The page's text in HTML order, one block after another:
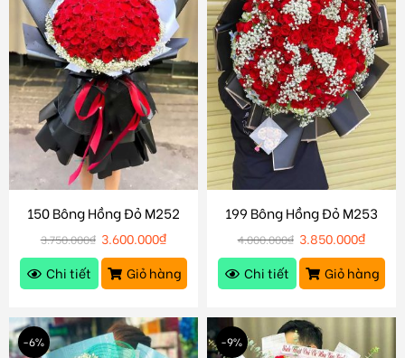
150 Bông Hồng Đỏ M252
3.750.000₫ 3.600.000₫
Chi tiết
Giỏ hàng
199 Bông Hồng Đỏ M253
4.000.000₫ 3.850.000₫
Chi tiết
Giỏ hàng
-6% -9%